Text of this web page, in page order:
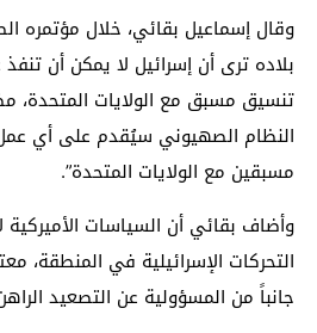
وقال إسماعيل بقائي، خلال مؤتمره
بلاده ترى أن إسرائيل لا يمكن أن
تنسيق مسبق مع الولايات المتحدة،
النظام الصهيوني سيُقدم على أي
مسبقين مع الولايات المتحدة”.
وأضاف بقائي أن السياسات
التحركات الإسرائيلية في المنطقة،
جانباً من المسؤولية عن التصعيد